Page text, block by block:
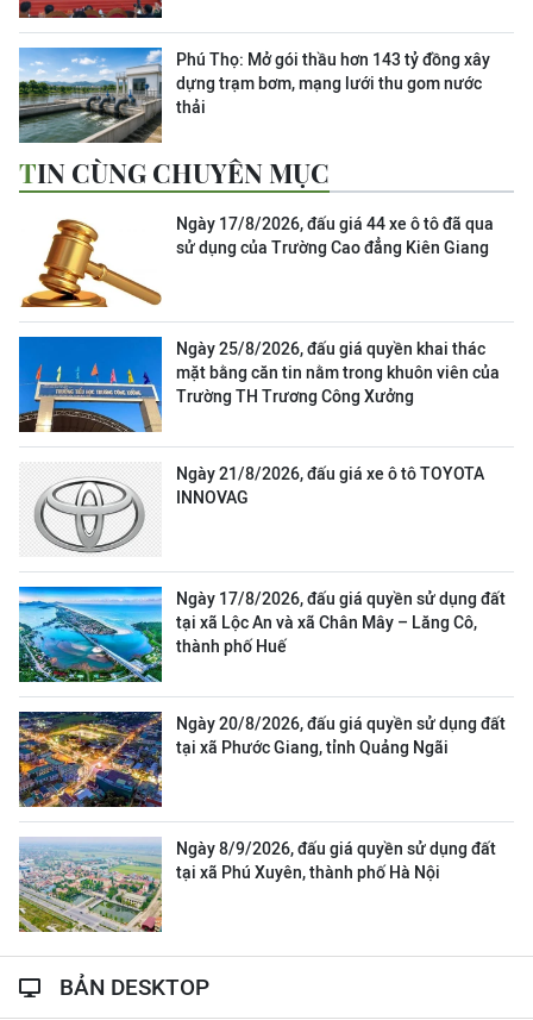
Phú Thọ: Mở gói thầu hơn 143 tỷ đồng xây
dựng trạm bơm, mạng lưới thu gom nước
thải
TIN CÙNG CHUYÊN MỤC
Ngày 17/8/2026, đấu giá 44 xe ô tô đã qua
sử dụng của Trường Cao đẳng Kiên Giang
Ngày 25/8/2026, đấu giá quyền khai thác
mặt bằng căn tin nằm trong khuôn viên của
Trường TH Trương Công Xưởng
Ngày 21/8/2026, đấu giá xe ô tô TOYOTA
INNOVAG
Ngày 17/8/2026, đấu giá quyền sử dụng đất
tại xã Lộc An và xã Chân Mây – Lăng Cô,
thành phố Huế
Ngày 20/8/2026, đấu giá quyền sử dụng đất
tại xã Phước Giang, tỉnh Quảng Ngãi
Ngày 8/9/2026, đấu giá quyền sử dụng đất
tại xã Phú Xuyên, thành phố Hà Nội
BẢN DESKTOP